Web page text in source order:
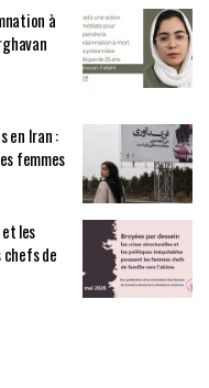
à
en Iran :
femmes
les
de